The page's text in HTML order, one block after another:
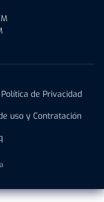
Política de Privacidad
uso y Contratación